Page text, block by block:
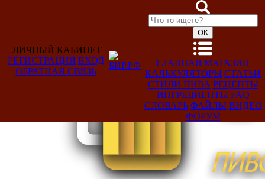
Licensed under Creative Commons: By Attribution 3.0
http://creativecommons.org/licenses/by/3.0/" />
ЛИЧНЫЙ КАБИНЕТ
РЕГИСТРАЦИЯ ВХОД
ОБРАТНАЯ СВЯЗЬ
ГЛАВНАЯ МАГАЗИН
КАЛЬКУЛЯТОРЫ СТАТЬИ
СТИЛИ ПИВА РЕЦЕПТЫ
ИНГРЕДИЕНТЫ FAQ
СЛОВАРЬ ФАЙЛЫ ВИДЕО
ФОРУМ